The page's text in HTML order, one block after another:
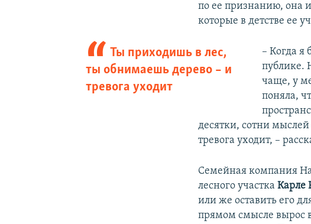
по ее признанию, она
которые в детстве ее
Ты приходишь в лес,
ты обнимаешь дерево – и
тревога уходит
– Когда я
публике.
чаще, у
поняла,
десятки, сотни
тревога уходит, –
Семейная компания
лесного участка Карле
или же оставить его
прямом смысле вырос